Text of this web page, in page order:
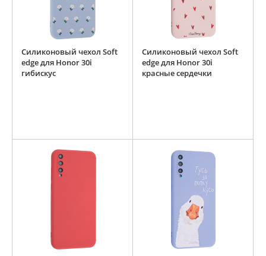
Силиконовый чехол Soft
edge для Honor 30i
гибискус
Силиконовый чехол Soft
edge для Honor 30i
красные сердечки